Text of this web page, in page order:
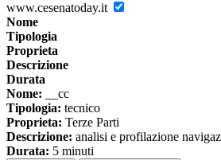
www.cesenatoday.it
Nome
Tipologia
Proprieta
Descrizione
Durata
Nome: __cc
Tipologia: tecnico
Proprieta: Terze Parti
Descrizione: analisi e profilazione
Durata: 5 minuti